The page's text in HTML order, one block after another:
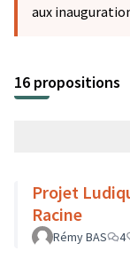
aux
16 propositions
Projet
Racine
Rémy BAS 4